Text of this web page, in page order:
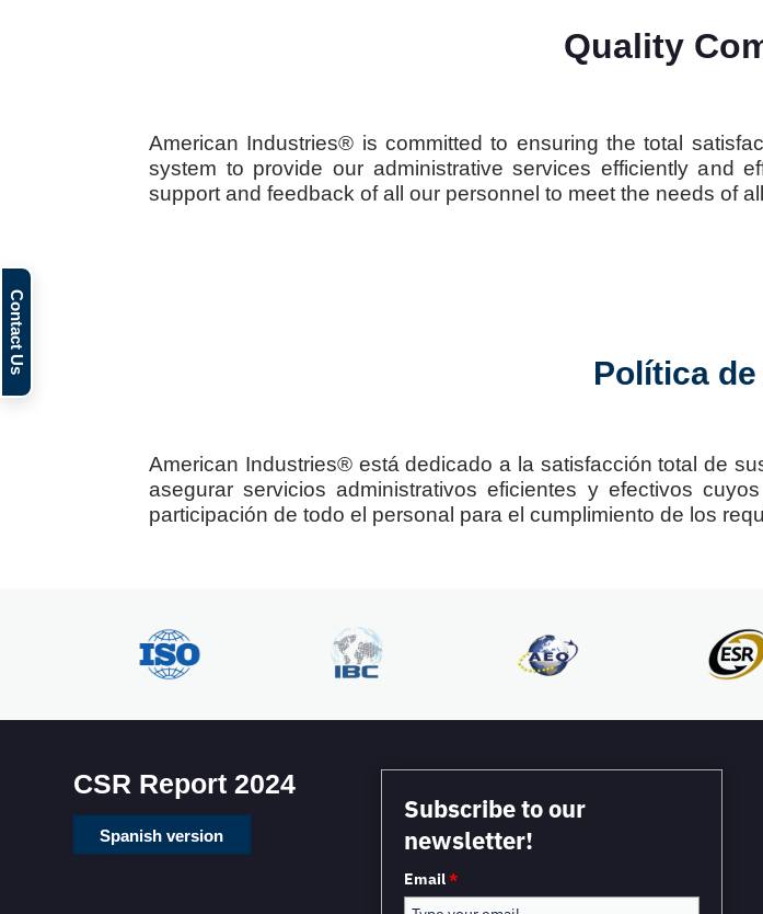
Quality
American Industries® is committed to ensuring the total
system to provide our administrative services efficiently and
support and feedback of all our personnel to meet the needs of
Política
American Industries® está dedicado a la satisfacción total de
asegurar servicios administrativos eficientes y efectivos
participación de todo el personal para el cumplimiento de los
CSR Report 2024
Spanish version
Subscribe to our
newsletter!
Email*